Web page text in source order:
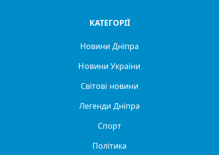
КАТЕГОРІЇ
Новини Дніпра
Новини України
Світові новини
Легенди Дніпра
Спорт
Політика